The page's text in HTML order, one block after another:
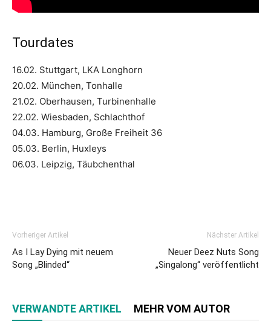
Tourdates
16.02. Stuttgart, LKA Longhorn
20.02. München, Tonhalle
21.02. Oberhausen, Turbinenhalle
22.02. Wiesbaden, Schlachthof
04.03. Hamburg, Große Freiheit 36
05.03. Berlin, Huxleys
06.03. Leipzig, Täubchenthal
Vorheriger Artikel
As I Lay Dying mit neuem
Song „Blinded“
Nächster Artikel
Neuer Deez Nuts Song
„Singalong“ veröffentlicht
VERWANDTE ARTIKEL MEHR VOM AUTOR